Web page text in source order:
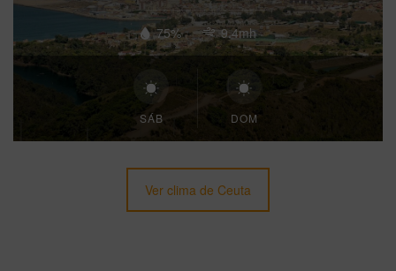
75% 9.4mh
SÁB DOM
Ver clima de Ceuta